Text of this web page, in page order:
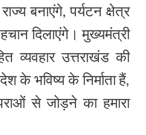
बनाएंगे, पर्यटन क्षेत्र
दिलाएंगे। मुख्यमंत्री
व्यवहार उत्तराखंड की
के भविष्य के निर्माता हैं,
से जोड़ने का हमारा